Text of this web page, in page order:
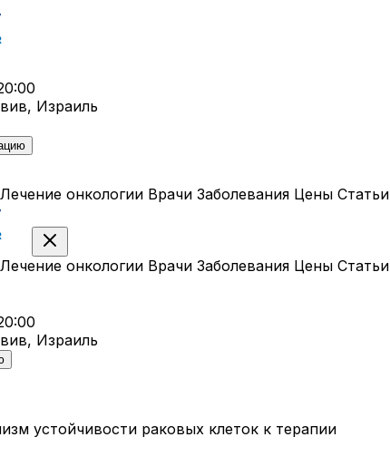
Израиль
Лечение онкологии Врачи Заболевания Цены Статьи
Лечение онкологии Врачи Заболевания Цены Статьи
Израиль
устойчивости раковых клеток к терапии